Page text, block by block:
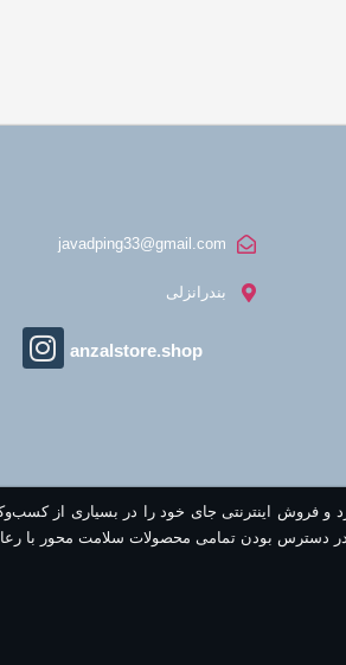
javadping33@gmail.com
بندرانزلی
anzalstore.shop
و فروش اینترنتی جای خود را در بسیاری از
دسترس بودن تمامی محصولات سلامت محور با